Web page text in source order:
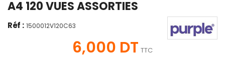
A4 120 VUES ASSORTIES
Réf : 1500012V120C63
6,000 DT TTC